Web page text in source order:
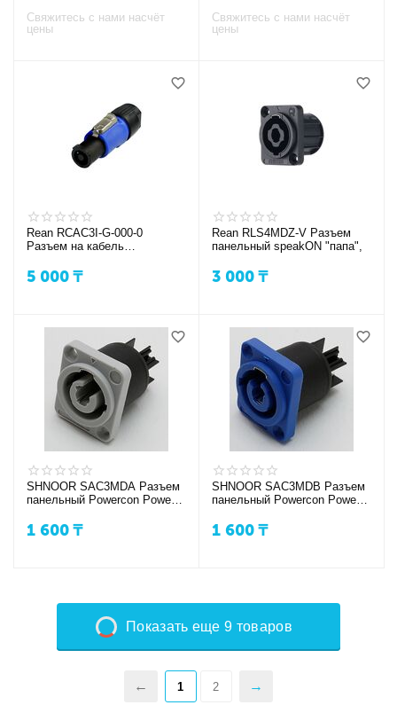
Свяжитесь с нами насчёт
цены
Свяжитесь с нами насчёт
цены
Rean RCAC3I-G-000-0
Разъем на кабель
5 000₸
Rean RLS4MDZ-V Разъем
панельный speakON "папа",
3 000₸
SHNOOR SAC3MDA Разъем
панельный Powercon Power-
1 600₸
SHNOOR SAC3MDB Разъем
панельный Powercon Power-
1 600₸
Показать еще 9 товаров
1 2